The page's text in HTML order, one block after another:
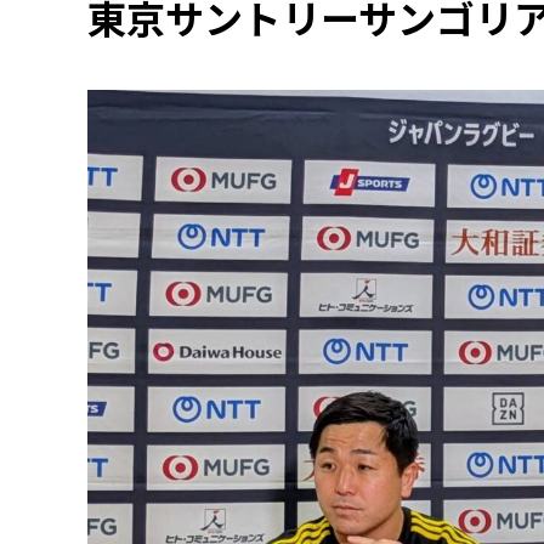
東京サントリーサンゴリ